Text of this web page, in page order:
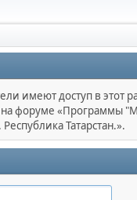
имеют доступ в этот
форуме «Программы
Татарстан.».